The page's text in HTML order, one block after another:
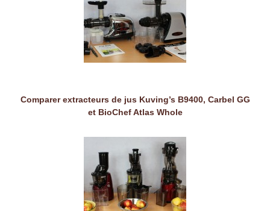
Comparer extracteurs de jus Kuving’s B9400, Carbel GG
et BioChef Atlas Whole